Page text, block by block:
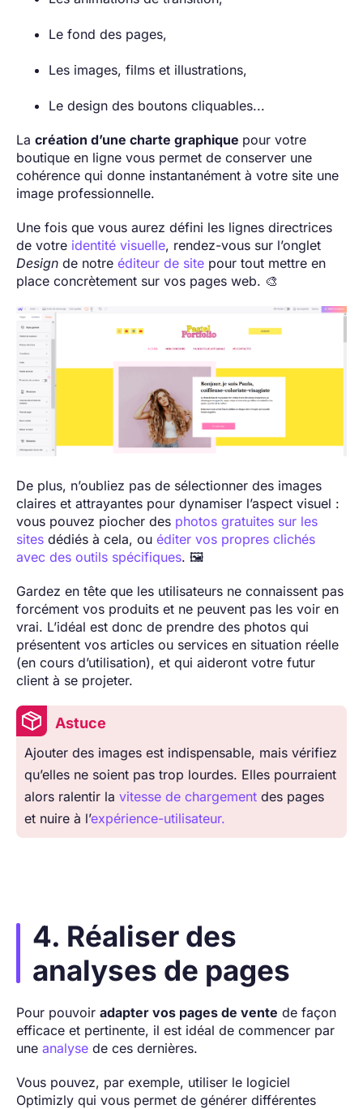
Le fond des pages,
Les images, films et illustrations,
Le design des boutons cliquables...
La création d’une charte graphique pour votre
boutique en ligne vous permet de conserver une
cohérence qui donne instantanément à votre site une
image professionnelle.
Une fois que vous aurez défini les lignes directrices
de votre identité visuelle, rendez-vous sur l’onglet
Design de notre éditeur de site pour tout mettre en
place concrètement sur vos pages web. 🎨
De plus, n’oubliez pas de sélectionner des images
claires et attrayantes pour dynamiser l’aspect visuel :
vous pouvez piocher des photos gratuites sur les
sites dédiés à cela, ou éditer vos propres clichés
avec des outils spécifiques. 🖼️
Gardez en tête que les utilisateurs ne connaissent pas
forcément vos produits et ne peuvent pas les voir en
vrai. L’idéal est donc de prendre des photos qui
présentent vos articles ou services en situation réelle
(en cours d’utilisation), et qui aideront votre futur
client à se projeter.
Astuce
Ajouter des images est indispensable, mais vérifiez
qu’elles ne soient pas trop lourdes. Elles pourraient
alors ralentir la vitesse de chargement des pages
et nuire à l’expérience-utilisateur.
4. Réaliser des
analyses de pages
Pour pouvoir adapter vos pages de vente de façon
efficace et pertinente, il est idéal de commencer par
une analyse de ces dernières.
Vous pouvez, par exemple, utiliser le logiciel
Optimizly qui vous permet de générer différentes